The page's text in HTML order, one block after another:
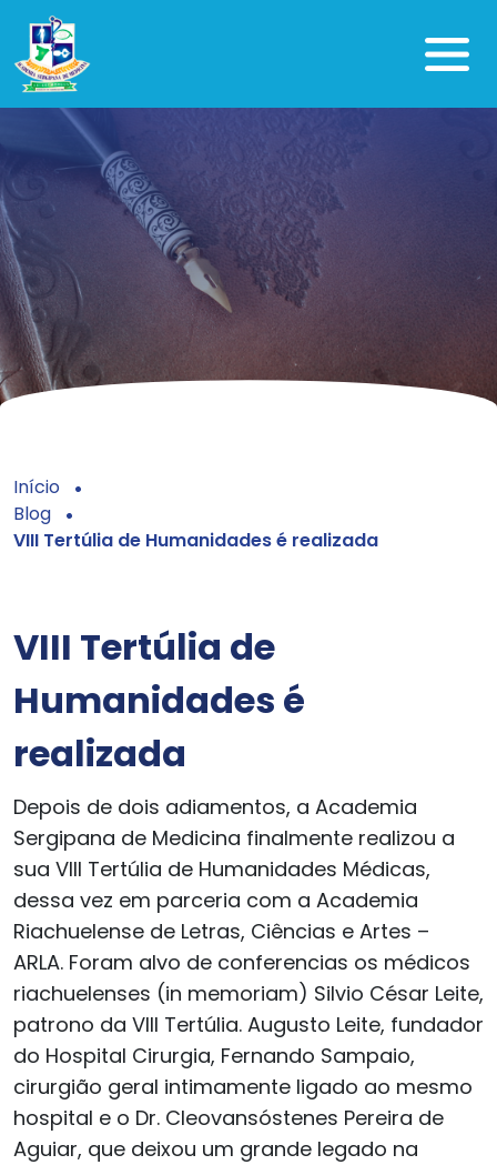
Início
Blog
VIII Tertúlia de Humanidades é realizada
VIII Tertúlia de
Humanidades é
realizada
Depois de dois adiamentos, a Academia
Sergipana de Medicina finalmente realizou a
sua VIII Tertúlia de Humanidades Médicas,
dessa vez em parceria com a Academia
Riachuelense de Letras, Ciências e Artes –
ARLA. Foram alvo de conferencias os médicos
riachuelenses (in memoriam) Silvio César Leite,
patrono da VIII Tertúlia. Augusto Leite, fundador
do Hospital Cirurgia, Fernando Sampaio,
cirurgião geral intimamente ligado ao mesmo
hospital e o Dr. Cleovansóstenes Pereira de
Aguiar, que deixou um grande legado na